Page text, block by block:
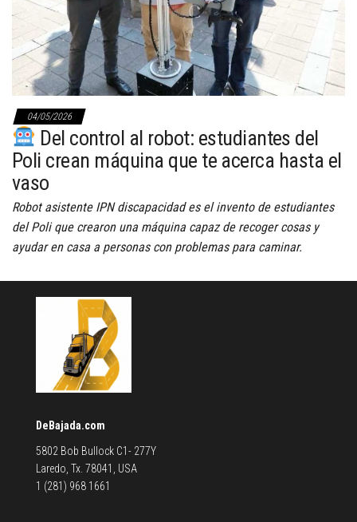
04/05/2026
Del control al robot: estudiantes del
Poli crean máquina que te acerca hasta el
vaso
Robot asistente IPN discapacidad es el invento de estudiantes
del Poli que crearon una máquina capaz de recoger cosas y
ayudar en casa a personas con problemas para caminar.
DeBajada.com
5802 Bob Bullock C1- 277Y
Laredo, Tx. 78041, USA
1 (281) 968 1661